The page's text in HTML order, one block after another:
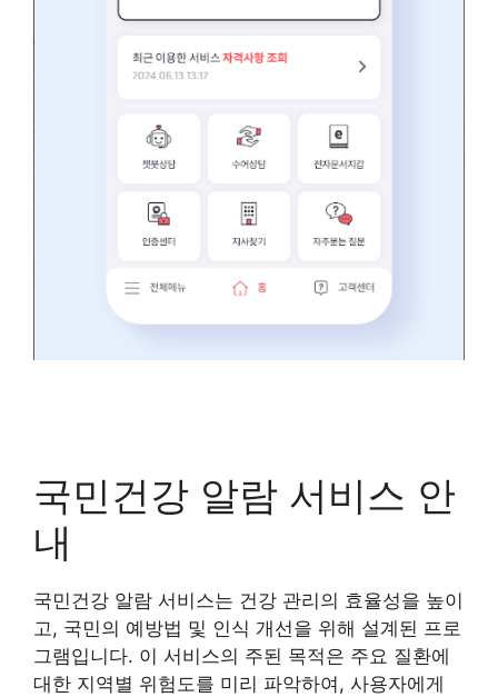
국민건강 알람 서비스 안
내
국민건강 알람 서비스는 건강 관리의 효율성을 높이
고, 국민의 예방법 및 인식 개선을 위해 설계된 프로
그램입니다. 이 서비스의 주된 목적은 주요 질환에
대한 지역별 위험도를 미리 파악하여, 사용자에게